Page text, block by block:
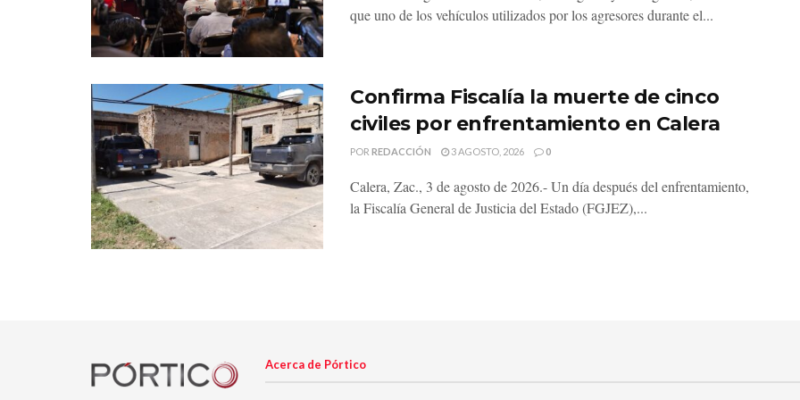
que uno de los vehículos utilizados por los agresores durante el...
Confirma Fiscalía la muerte de cinco
civiles por enfrentamiento en Calera
POR REDACCIÓN 3 AGOSTO, 2026 0
Calera, Zac., 3 de agosto de 2026.- Un día después del enfrentamiento,
la Fiscalía General de Justicia del Estado (FGJEZ),...
Acerca de Pórtico